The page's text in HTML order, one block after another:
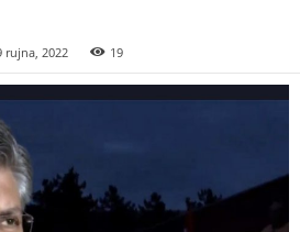
rujna, 2022 19